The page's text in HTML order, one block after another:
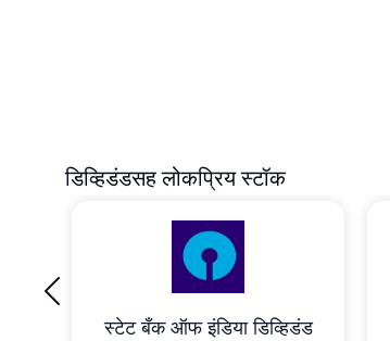
डिव्हिडंडसह लोकप्रिय स्टॉक
स्टेट बँक ऑफ इंडिया डिव्हिडंड
‹